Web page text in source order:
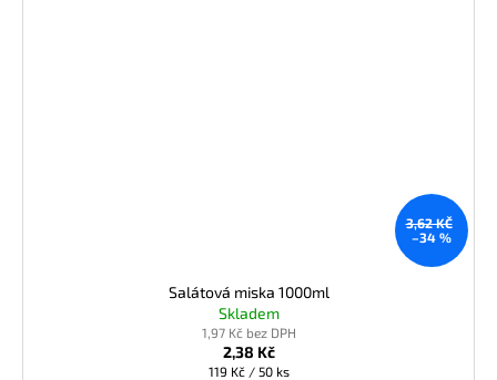
3,62 KČ
–34 %
Salátová miska 1000ml
Skladem
1,97 Kč bez DPH
2,38 Kč
Měrná
119 Kč / 50 ks